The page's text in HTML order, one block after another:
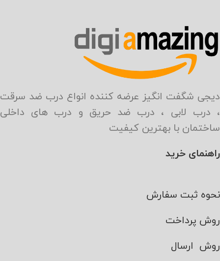
دیجی شگفت انگیز عرضه کننده انواع درب ضد سرقت
، درب لابی ، درب ضد حریق و درب های داخلی
ساختمان با بهترین کیفیت
راهنمای خرید
نحوه ثبت سفارش
روش پرداخت
روش ارسال